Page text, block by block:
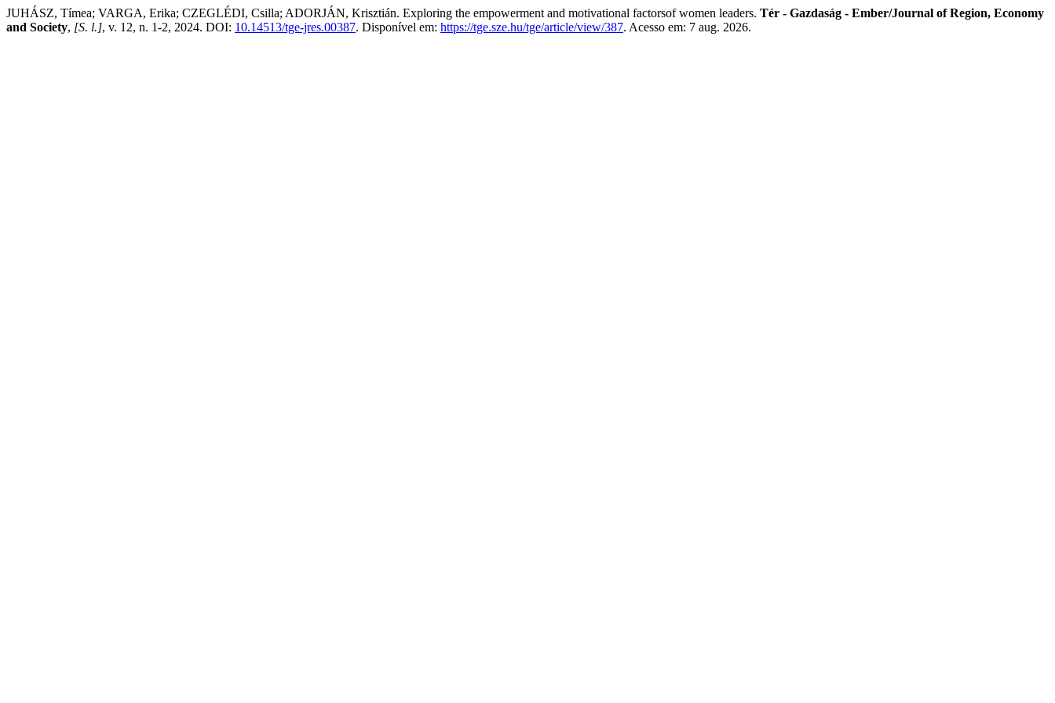
JUHÁSZ, Tímea; VARGA, Erika; CZEGLÉDI, Csilla; ADORJÁN, Krisztián. Exploring the empowerment and motivational factorsof women leaders. Tér - Gazdaság - Ember/Journal of Region, Economy
and Society, [S. l.], v. 12, n. 1-2, 2024. DOI: 10.14513/tge-jres.00387. Disponível em: https://tge.sze.hu/tge/article/view/387. Acesso em: 7 aug. 2026.